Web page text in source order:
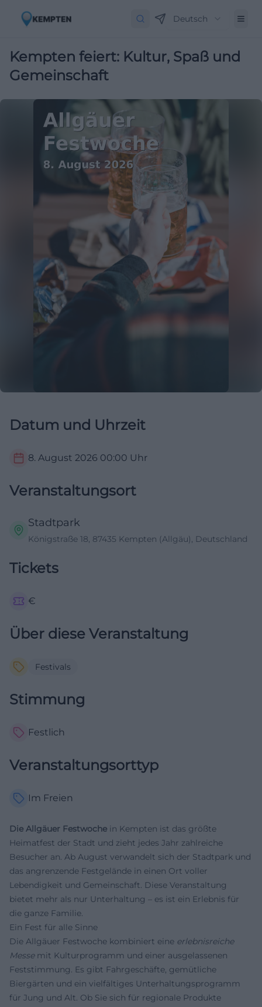
Deutsch
Kempten feiert: Kultur, Spaß und
Gemeinschaft
Datum und Uhrzeit
8. August 2026 00:00 Uhr
Veranstaltungsort
Stadtpark
Königstraße 18, 87435 Kempten (Allgäu), Deutschland
Tickets
€
Über diese Veranstaltung
Festivals
Stimmung
Festlich
Veranstaltungsorttyp
Im Freien
Die Allgäuer Festwoche in Kempten ist das größte
Heimatfest der Stadt und zieht jedes Jahr zahlreiche
Besucher an. Ab August verwandelt sich der Stadtpark und
das angrenzende Festgelände in einen Ort voller
Lebendigkeit und Gemeinschaft. Diese Veranstaltung
bietet mehr als nur Unterhaltung – es ist ein Erlebnis für
die ganze Familie.
Ein Fest für alle Sinne
Die Allgäuer Festwoche kombiniert eine erlebnisreiche
Messemit Kulturprogramm und einer ausgelassenen
Feststimmung. Es gibt Fahrgeschäfte, gemütliche
Biergärten und ein vielfältiges Unterhaltungsprogramm
für Jung und Alt. Ob Sie sich für regionale Produkte